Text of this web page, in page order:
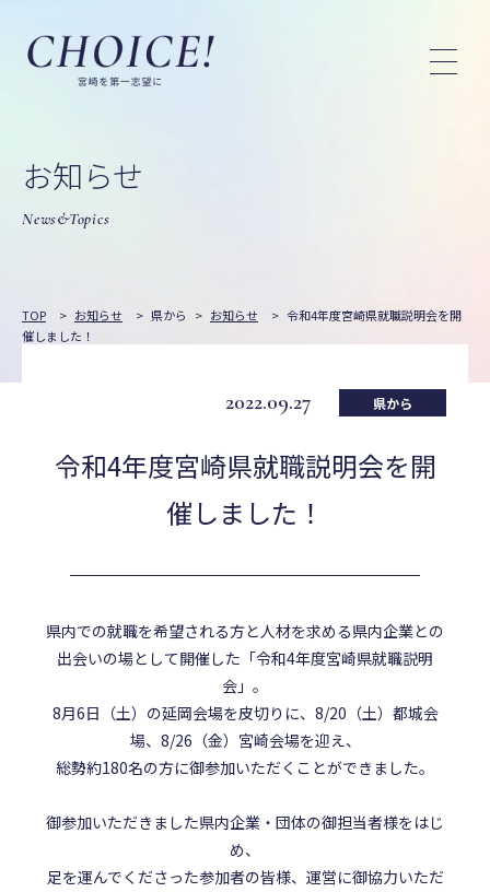
お知らせ
News&Topics
TOP > お知らせ > 県から > お知らせ > 令和4年度宮崎県就職説明会を開
催しました！
2022.09.27 県から
令和4年度宮崎県就職説明会を開
催しました！
県内での就職を希望される方と人材を求める県内企業との
出会いの場として開催した「令和4年度宮崎県就職説明
会」。
8月6日（土）の延岡会場を皮切りに、8/20（土）都城会
場、8/26（金）宮崎会場を迎え、
総勢約180名の方に御参加いただくことができました。
御参加いただきました県内企業・団体の御担当者様をはじ
め、
足を運んでくださった参加者の皆様、運営に御協力いただ